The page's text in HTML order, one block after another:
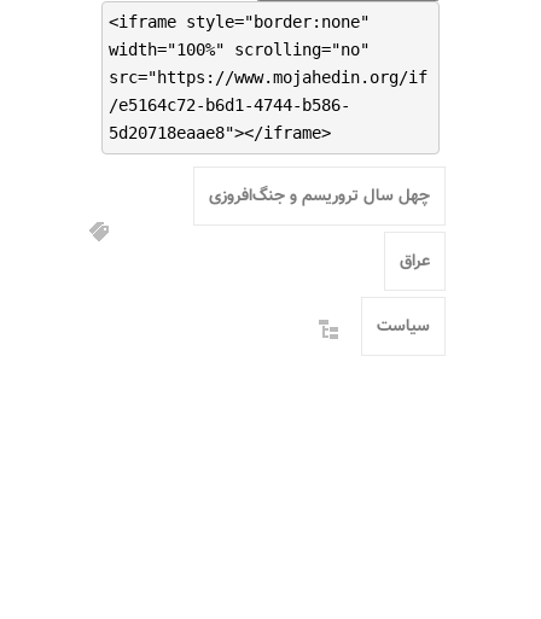
<iframe style="border:none"
width="100%" scrolling="no"
src="https://www.mojahedin.org/if
/e5164c72-b6d1-4744-b586-
5d20718eaae8"></iframe>
چهل سال تروریسم و جنگ‌افروزی
عراق
سیاست